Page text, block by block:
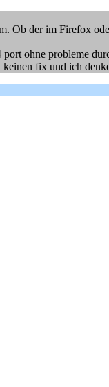
Ob der im Firefox
ohne probleme
fix und ich